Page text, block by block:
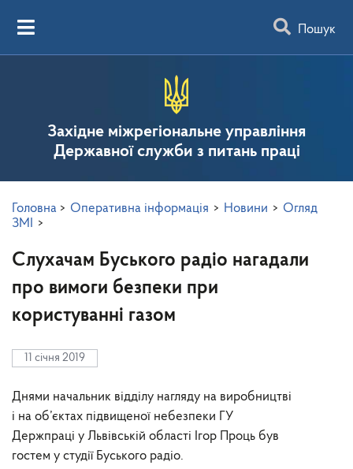
Пошук
Західне міжрегіональне управління
Державної служби з питань праці
Головна > Оперативна інформація > Новини > Огляд
ЗМІ
>
Слухачам Буського радіо нагадали
про вимоги безпеки при
користуванні газом
11 січня 2019
Днями начальник відділу нагляду на виробництві
і на об’єктах підвищеної небезпеки ГУ
Держпраці у Львівській області Ігор Проць був
гостем у студії Буського радіо.